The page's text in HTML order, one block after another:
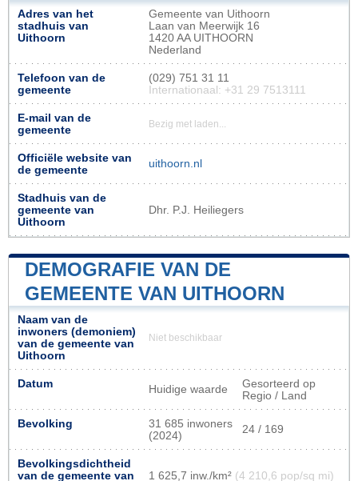
Adres van het
stadhuis van
Uithoorn
Gemeente van Uithoorn
Laan van Meerwijk 16
1420 AA UITHOORN
Nederland
Telefoon van de
gemeente
(029) 751 31 11
Internationaal: +31 29 7513111
E-mail van de
gemeente
Bezig met laden...
Officiële website van
de gemeente
uithoorn.nl
Stadhuis van de
gemeente van
Uithoorn
Dhr. P.J. Heiliegers
DEMOGRAFIE VAN DE
GEMEENTE VAN UITHOORN
Naam van de
inwoners (demoniem)
van de gemeente van
Uithoorn
Niet beschikbaar
Datum Huidige waarde
Gesorteerd op
Regio / Land
Bevolking
31 685 inwoners
(2024)
24 / 169
Bevolkingsdichtheid
van de gemeente van
1 625,7 inw./km² (4 210,6 pop/sq mi)